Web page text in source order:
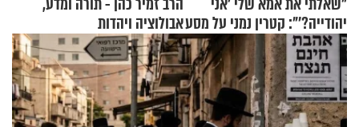
יהודייה?'": קטרין נמני על מסע
ההתחזקות המרגש
אבולוציה ויהדות